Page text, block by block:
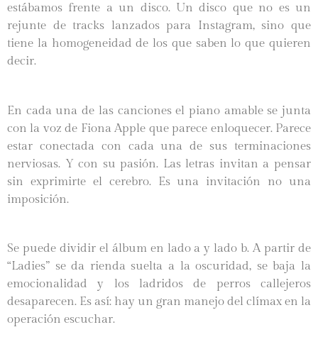
estábamos frente a un disco. Un disco que no es un
rejunte de tracks lanzados para Instagram, sino que
tiene la homogeneidad de los que saben lo que quieren
decir.
En cada una de las canciones el piano amable se junta
con la voz de Fiona Apple que parece enloquecer. Parece
estar conectada con cada una de sus terminaciones
nerviosas. Y con su pasión. Las letras invitan a pensar
sin exprimirte el cerebro. Es una invitación no una
imposición.
Se puede dividir el álbum en lado a y lado b. A partir de
“Ladies” se da rienda suelta a la oscuridad, se baja la
emocionalidad y los ladridos de perros callejeros
desaparecen. Es así: hay un gran manejo del clímax en la
operación escuchar.